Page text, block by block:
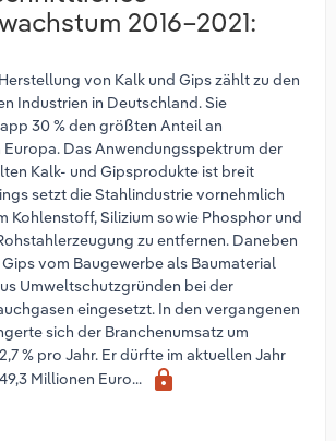
2016–2021:
von Kalk und Gips zählt zu den
Industrien in Deutschland. Sie
30 % den größten Anteil an
Das Anwendungsspektrum der
Kalk- und Gipsprodukte ist breit
setzt die Stahlindustrie vornehmlich
Kohlenstoff, Silizium sowie Phosphor und
zu entfernen. Daneben
vom Baugewerbe als Baumaterial
Umweltschutzgründen bei der
eingesetzt. In den vergangenen
sich der Branchenumsatz um
% pro Jahr. Er dürfte im aktuellen Jahr
Millionen Euro...
lock